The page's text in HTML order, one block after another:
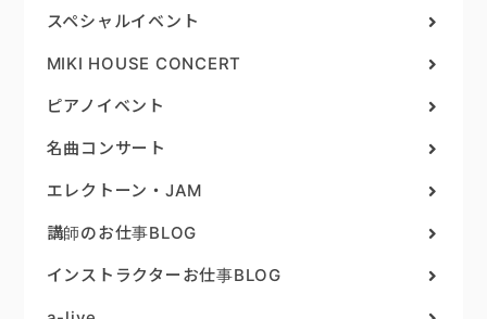
スペシャルイベント
MIKI HOUSE CONCERT
ピアノイベント
名曲コンサート
エレクトーン・JAM
講師のお仕事BLOG
インストラクターお仕事BLOG